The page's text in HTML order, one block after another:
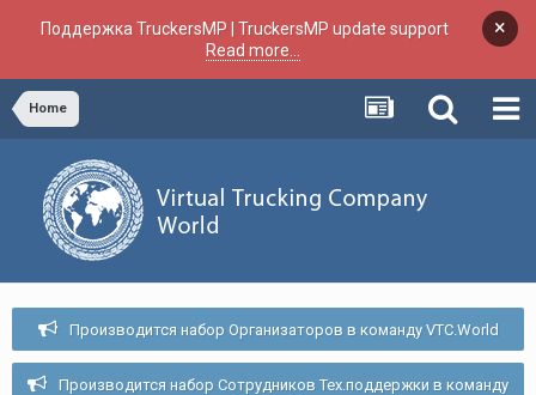
Поддержка TruckersMP | TruckersMP update support
Read more...
×
Home
Производится набор Организаторов в команду VTC.World
Производится набор Сотрудников Тех.поддержки в команду